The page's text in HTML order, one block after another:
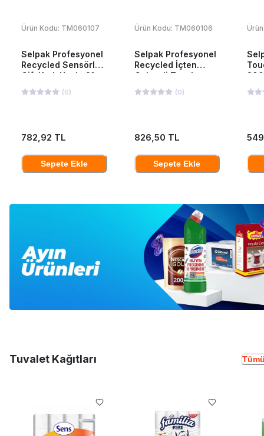
Ürün Kodu: TM060107
Selpak Profesyonel
Recycled Sensörlü
Çift Katlı Havlu 21
(0)
782,92 TL
Sepete Ekle
Ürün Kodu: TM060106
Selpak Profesyonel
Recycled İçten
Çekmeli Tuvalet
(0)
826,50 TL
Sepete Ekle
Tuvalet Kağıtları